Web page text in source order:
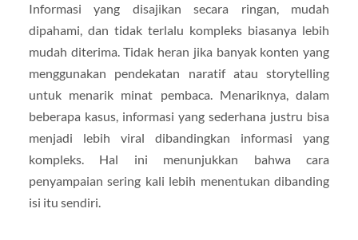
Informasi yang disajikan secara ringan, mudah
dipahami, dan tidak terlalu kompleks biasanya lebih
mudah diterima. Tidak heran jika banyak konten yang
menggunakan pendekatan naratif atau storytelling
untuk menarik minat pembaca. Menariknya, dalam
beberapa kasus, informasi yang sederhana justru bisa
menjadi lebih viral dibandingkan informasi yang
kompleks. Hal ini menunjukkan bahwa cara
penyampaian sering kali lebih menentukan dibanding
isi itu sendiri.